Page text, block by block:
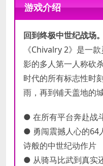
配置
AMD
存储
配置
显卡:
Vega-
存储
游戏介绍
回到终极中世纪战场。
《Chivalry 2》是一
影的多人第一人称砍
时代的所有标志性
雨，再到铺天盖地的
● 在所有平台奔赴战
● 勇闯震撼人心的64
诗般的中世纪动作片
● 从骑马比武到真实